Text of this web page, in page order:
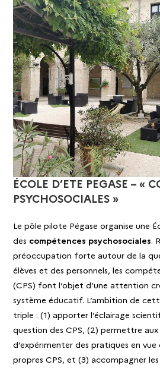
ÉCOLE D’ETE PEGASE – «
PSYCHOSOCIALES »
Le pôle pilote Pégase organise une
des compétences psychosociales.
préoccupation forte autour de la
élèves et des personnels, les
(CPS) font l’objet d’une attention
système éducatif. L’ambition de
triple : (1) apporter l’éclairage
question des CPS, (2) permettre
d’expérimenter des pratiques en
propres CPS, et (3) accompagner